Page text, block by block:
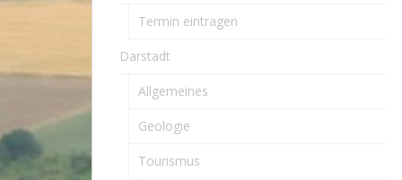
Termin eintragen
Darstadt
Allgemeines
Geologie
Tourismus